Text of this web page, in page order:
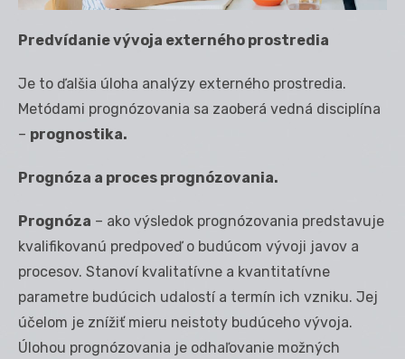
Predvídanie vývoja externého prostredia
Je to ďalšia úloha analýzy externého prostredia.
Metódami prognózovania sa zaoberá vedná disciplína
– prognostika.
Prognóza a proces prognózovania.
Prognóza – ako výsledok prognózovania predstavuje
kvalifikovanú predpoveď o budúcom vývoji javov a
procesov. Stanoví kvalitatívne a kvantitatívne
parametre budúcich udalostí a termín ich vzniku. Jej
účelom je znížiť mieru neistoty budúceho vývoja.
Úlohou prognózovania je odhaľovanie možných